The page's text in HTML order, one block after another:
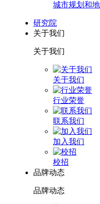
城市规划和
研究院
关于我们
关于我们
关于我们
行业荣誉
联系我们
加入我们
校招
品牌动态
品牌动态